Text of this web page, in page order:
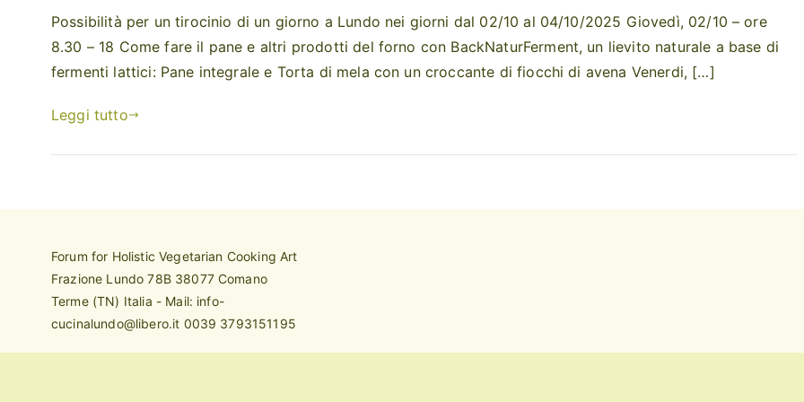
Possibilità per un tirocinio di un giorno a Lundo nei giorni dal 02/10 al 04/10/2025 Giovedì, 02/10 – ore
8.30 – 18 Come fare il pane e altri prodotti del forno con BackNaturFerment, un lievito naturale a base di
fermenti lattici: Pane integrale e Torta di mela con un croccante di fiocchi di avena Venerdi, […]
Leggi tutto
Forum for Holistic Vegetarian Cooking Art
Frazione Lundo 78B 38077 Comano
Terme (TN) Italia - Mail: info-
cucinalundo@libero.it 0039 3793151195